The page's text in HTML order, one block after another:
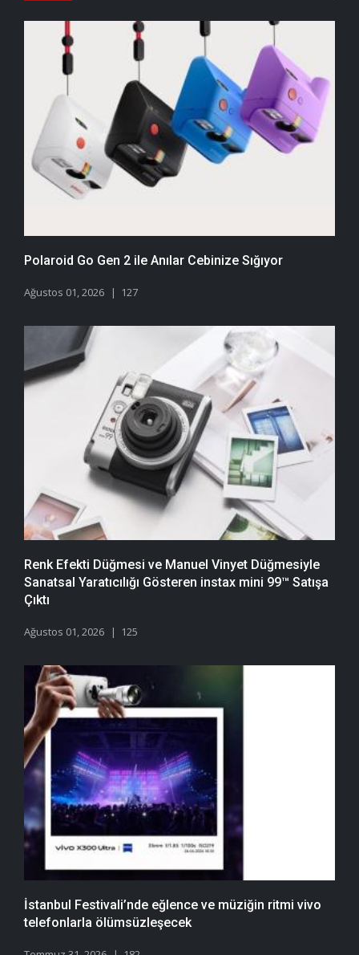
Polaroid Go Gen 2 ile Anılar Cebinize Sığıyor
Ağustos 01, 2026 127
Renk Efekti Düğmesi ve Manuel Vinyet Düğmesiyle
Sanatsal Yaratıcılığı Gösteren instax mini 99™ Satışa
Çıktı
Ağustos 01, 2026 125
İstanbul Festivali’nde eğlence ve müziğin ritmi vivo
telefonlarla ölümsüzleşecek